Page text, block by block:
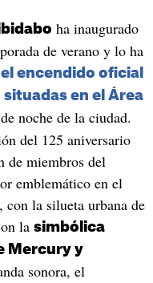
ha inaugurado
de verano y lo ha
el encendido oficial
situadas en el Área
noche de la ciudad.
del 125 aniversario
de miembros del
emblemático en el
con la silueta urbana de
la simbólica
Mercury y
sonora, el